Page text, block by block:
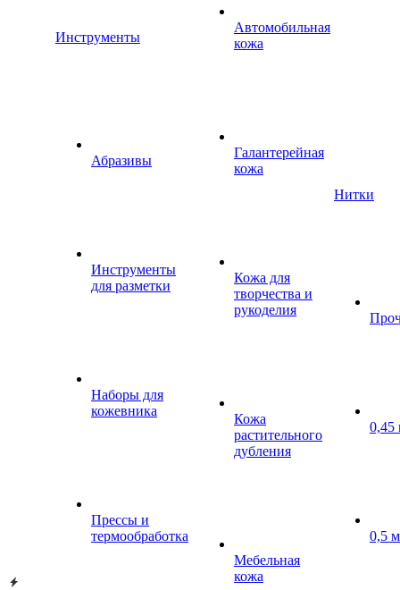
Инструменты
Абразивы
Инструменты
для разметки
Наборы для
кожевника
Прессы и
термообработка
Автомобильная
кожа
Галантерейная
кожа
Кожа для
творчества и
рукоделия
Кожа
растительного
дубления
Мебельная
кожа
Нитки
0,45
0,5